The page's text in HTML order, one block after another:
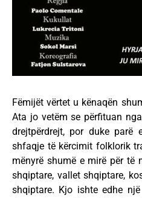
Fëmijët vërtet u kënaqën
Ata jo vetëm se përfituan
drejtpërdrejt, por duke parë
shfaqje të kërcimit folklorik
mënyrë shumë e mirë për të
shqiptare, vallet shqiptare,
shqiptare. Kjo ishte edhe